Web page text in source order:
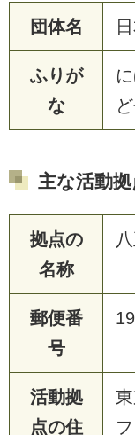
団体名
ふりが
な
主な活動拠
拠点の
名称
郵便番
号
活動拠
点の住